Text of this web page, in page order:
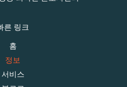
른 링크
홈
정보
서비스